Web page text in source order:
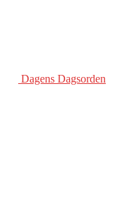
Dagens Dagsorden